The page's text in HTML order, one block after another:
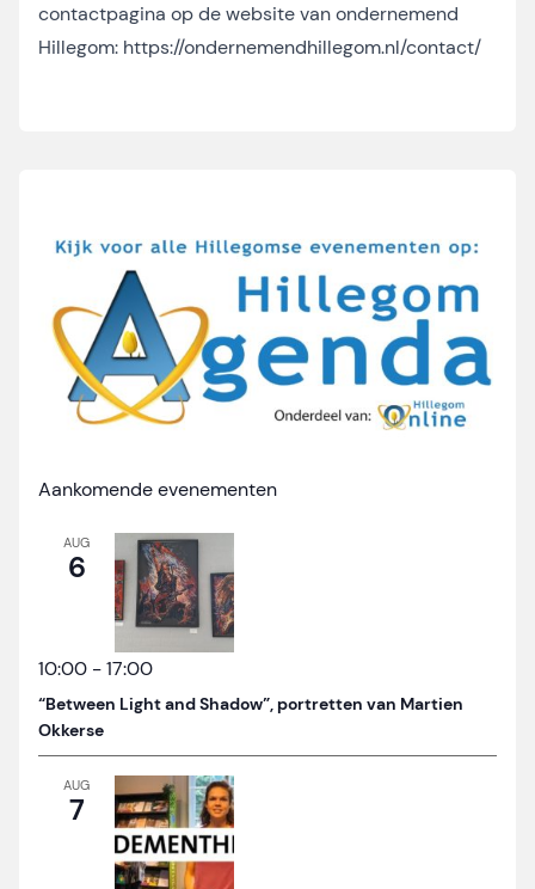
contactpagina op de website van ondernemend
Hillegom: https://ondernemendhillegom.nl/contact/
Aankomende evenementen
AUG
6
10:00 -17:00
“Between Light and Shadow”, portretten van Martien
Okkerse
AUG
7